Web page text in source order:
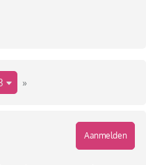
»
Aanmelden